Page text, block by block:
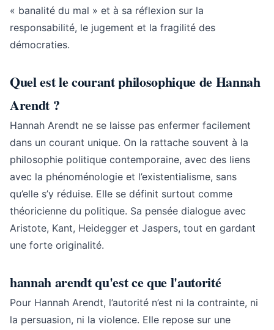
« banalité du mal » et à sa réflexion sur la
responsabilité, le jugement et la fragilité des
démocraties.
Quel est le courant philosophique de Hannah
Arendt ?
Hannah Arendt ne se laisse pas enfermer facilement
dans un courant unique. On la rattache souvent à la
philosophie politique contemporaine, avec des liens
avec la phénoménologie et l’existentialisme, sans
qu’elle s’y réduise. Elle se définit surtout comme
théoricienne du politique. Sa pensée dialogue avec
Aristote, Kant, Heidegger et Jaspers, tout en gardant
une forte originalité.
hannah arendt qu'est ce que l'autorité
Pour Hannah Arendt, l’autorité n’est ni la contrainte, ni
la persuasion, ni la violence. Elle repose sur une